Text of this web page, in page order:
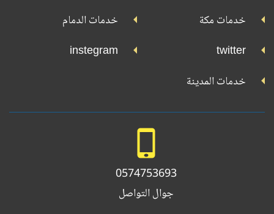
خدمات مكة
خدمات الدمام
twitter
instegram
خدمات المدينة
0574753693
جوال التواصل